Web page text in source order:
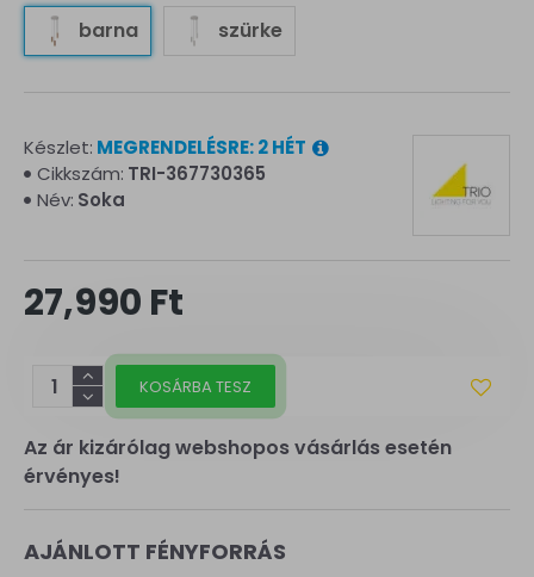
Az ár kizárólag webshopos vásárlás esetén
érvényes!
barna szürke
27,990 Ft
Készlet: MEGRENDELÉSRE: 2 HÉT
Cikkszám: TRI-367730365
Név: Soka
KOSÁRBA TESZ
AJÁNLOTT FÉNYFORRÁS